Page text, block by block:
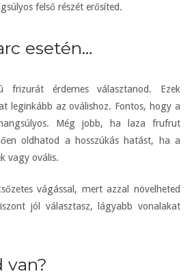
felső részét erősíted.
esetén…
frizurát érdemes választanod. Ezek
leginkább az oválishoz. Fontos, hogy a
Még jobb, ha laza frufrut
oldhatod a hosszúkás hatást, ha a
vagy ovális.
vágással, mert azzal növelheted
jól választasz, lágyabb vonalakat
van?